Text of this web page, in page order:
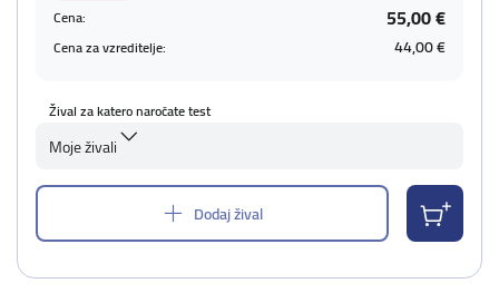
Cena:
55,00 €
Cena za vzreditelje: 44,00 €
Žival za katero naročate test
Moje živali
Dodaj žival